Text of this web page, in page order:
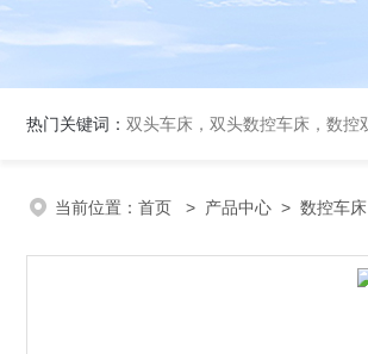
热门关键词： 双头车床，双头数控车床，数控
当前位置： 首页 > 产品中心 > 数控车床